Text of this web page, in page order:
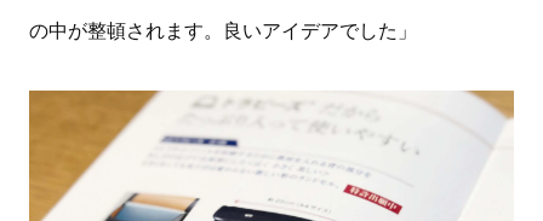
の中が整頓されます。良いアイデアでした」